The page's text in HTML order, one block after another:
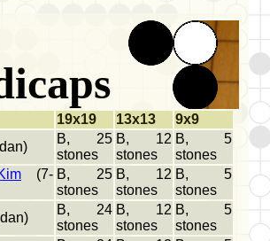
19x19 13x13
9x9
B, 25
stones
B, 12
stones
B, 5
stones
(7- B, 25
stones
B, 12
stones
B, 5
stones
B, 24
stones
B, 12
stones
B, 5
stones